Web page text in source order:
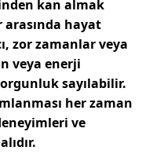
kan almak
hayat
zor zamanlar veya
veya enerji
sayılabilir.
her zaman
ve